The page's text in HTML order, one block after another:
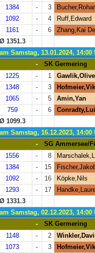
1384 - 3
1092 - 4 Ruff,Edward
1161 - 6 Zhang,Kai De
Ø 1351.3
Samstag, 13.01.2024, 14:00
- SK Germering
1225 - 1
1348 - 3
1065 - 5 Amin,Yan
759 - 6
Ø 1099.3
Samstag, 16.12.2023, 14:00
- SG Ammersee/
1556 - 8
1384 - 15
1092 - 16 Köpke,Nils
1293 - 17
Ø 1331.3
Samstag, 02.12.2023, 14:00
- SK Germering
1148 - 2
1073 - 3